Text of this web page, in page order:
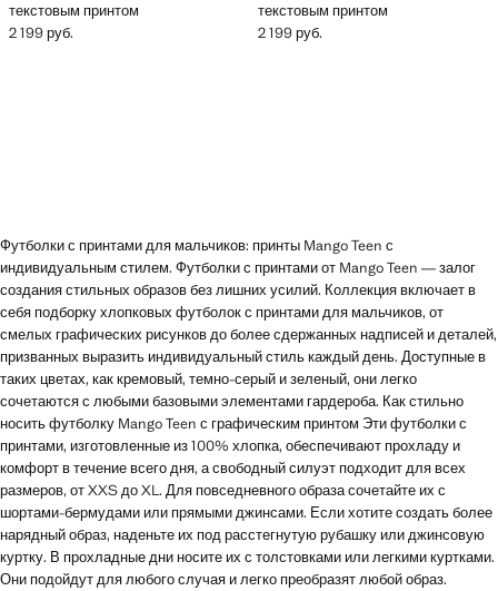
текстовым принтом
Текущая цена [2 199 руб. ]
2 199 руб.
текстовым принтом
Текущая цена [2 199 руб. ]
2 199 руб.
Футболки с принтами для мальчиков: принты Mango Teen с
индивидуальным стилем. Футболки с принтами от Mango Teen — залог
создания стильных образов без лишних усилий. Коллекция включает в
себя подборку хлопковых футболок с принтами для мальчиков, от
смелых графических рисунков до более сдержанных надписей и деталей,
призванных выразить индивидуальный стиль каждый день. Доступные в
таких цветах, как кремовый, темно-серый и зеленый, они легко
сочетаются с любыми базовыми элементами гардероба. Как стильно
носить футболку Mango Teen с графическим принтом Эти футболки с
принтами, изготовленные из 100% хлопка, обеспечивают прохладу и
комфорт в течение всего дня, а свободный силуэт подходит для всех
размеров, от XXS до XL. Для повседневного образа сочетайте их с
шортами-бермудами или прямыми джинсами. Если хотите создать более
нарядный образ, наденьте их под расстегнутую рубашку или джинсовую
куртку. В прохладные дни носите их с толстовками или легкими куртками.
Они подойдут для любого случая и легко преобразят любой образ.